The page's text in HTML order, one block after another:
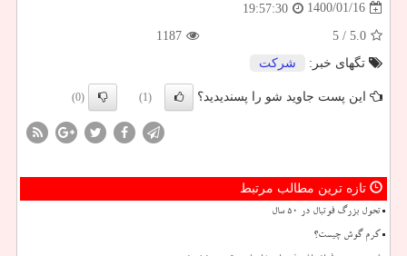
1400/01/16
19:57:30
5.0
/ 5
1187
تگهای خبر:
شركت
این پست جاوید شو را پسندیدید؟ (1)
(0)
تازه ترین مطالب مرتبط
تحول بزرگ فوتبال در ۵۰ سال
کرم گوش چیست؟